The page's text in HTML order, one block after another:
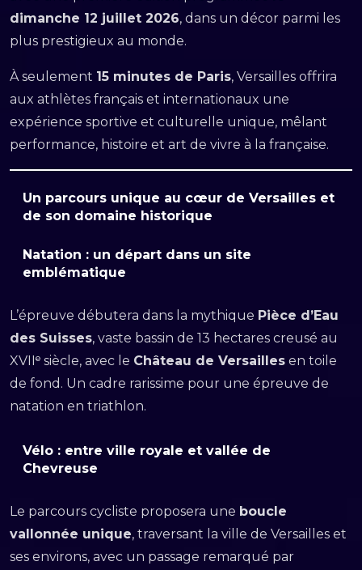
dimanche 12 juillet 2026, dans un décor parmi les
plus prestigieux au monde.
À seulement 15 minutes de Paris, Versailles offrira
aux athlètes français et internationaux une
expérience sportive et culturelle unique, mêlant
performance, histoire et art de vivre à la française.
Un parcours unique au cœur de Versailles et
de son domaine historique
Natation : un départ dans un site
emblématique
L’épreuve débutera dans la mythique Pièce d’Eau
des Suisses, vaste bassin de 13 hectares creusé au
XVIIᵉ siècle, avec le Château de Versailles en toile
de fond. Un cadre rarissime pour une épreuve de
natation en triathlon.
Vélo : entre ville royale et vallée de
Chevreuse
Le parcours cycliste proposera une boucle
vallonnée unique, traversant la ville de Versailles et
ses environs, avec un passage remarqué par